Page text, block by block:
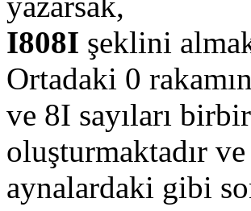
I808I şeklini
Ortadaki 0
ve 8I sayıları
oluşturmaktadır
aynalardaki gibi